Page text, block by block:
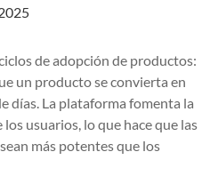
de adopción de productos:
un producto se convierta en
días. La plataforma fomenta la
usuarios, lo que hace que las
más potentes que los